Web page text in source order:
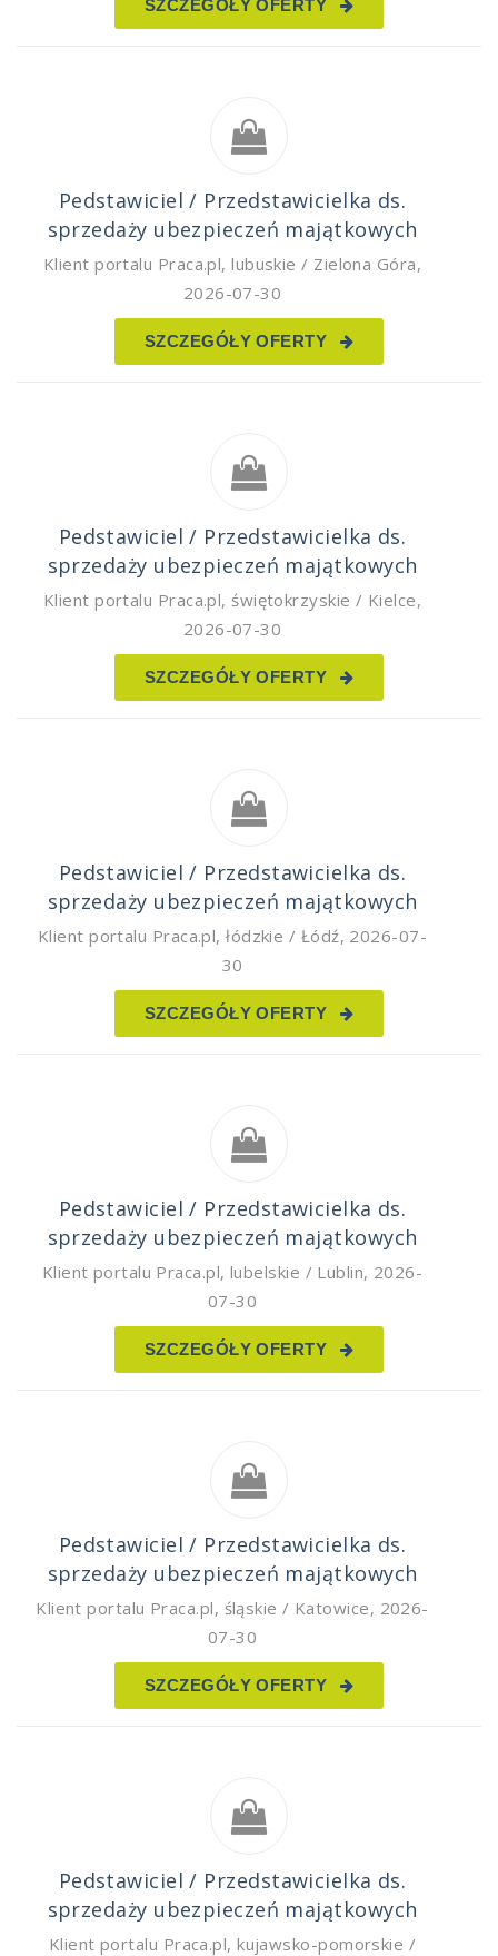
SZCZEGÓŁY OFERTY
Pedstawiciel / Przedstawicielka ds.
sprzedaży ubezpieczeń majątkowych
Klient portalu Praca.pl,lubuskie / Zielona Góra,
2026-07-30
SZCZEGÓŁY OFERTY
Pedstawiciel / Przedstawicielka ds.
sprzedaży ubezpieczeń majątkowych
Klient portalu Praca.pl, świętokrzyskie / Kielce,
2026-07-30
SZCZEGÓŁY OFERTY
Pedstawiciel / Przedstawicielka ds.
sprzedaży ubezpieczeń majątkowych
Klient portalu Praca.pl,łódzkie / Łódź, 2026-07-
30
SZCZEGÓŁY OFERTY
Pedstawiciel / Przedstawicielka ds.
sprzedaży ubezpieczeń majątkowych
Klient portalu Praca.pl, lubelskie / Lublin, 2026-
07-30
SZCZEGÓŁY OFERTY
Pedstawiciel / Przedstawicielka ds.
sprzedaży ubezpieczeń majątkowych
Klient portalu Praca.pl, śląskie / Katowice, 2026-
07-30
SZCZEGÓŁY OFERTY
Pedstawiciel / Przedstawicielka ds.
sprzedaży ubezpieczeń majątkowych
Klient portalu Praca.pl,kujawsko-pomorskie /